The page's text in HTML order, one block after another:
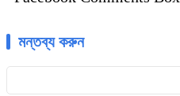
মন্তব্য করুন